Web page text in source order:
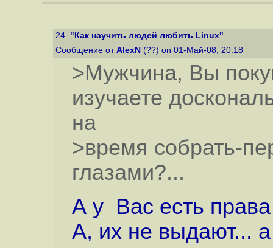
24. "Как научить людей любить Linux"
Сообщение от AlexN (??) on 01-Май-08, 20:18
>Мужчина, Вы
изучаете
на
>время собрать-
глазами?...
А у Вас есть
А, их не выдают...